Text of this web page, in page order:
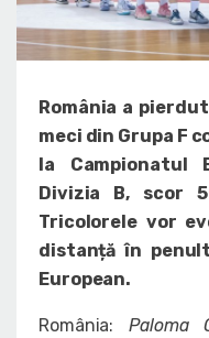
România a
meci din Grupa F
la Campionatul
Divizia B, scor
Tricolorele vor
distanță în
European.
România:Paloma